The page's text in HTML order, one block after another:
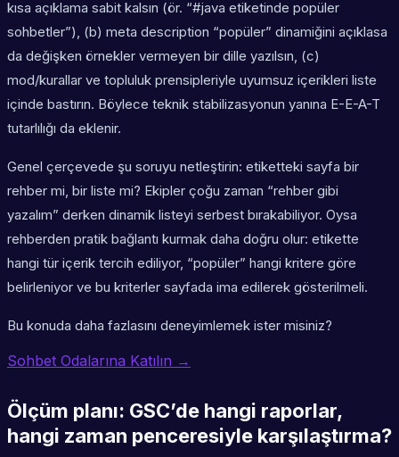
kısa açıklama sabit kalsın (ör. “#java etiketinde popüler
sohbetler”), (b) meta description “popüler” dinamiğini açıklasa
da değişken örnekler vermeyen bir dille yazılsın, (c)
mod/kurallar ve topluluk prensipleriyle uyumsuz içerikleri liste
içinde bastırın. Böylece teknik stabilizasyonun yanına E-E-A-T
tutarlılığı da eklenir.
Genel çerçevede şu soruyu netleştirin: etiketteki sayfa bir
rehber mi, bir liste mi? Ekipler çoğu zaman “rehber gibi
yazalım” derken dinamik listeyi serbest bırakabiliyor. Oysa
rehberden pratik bağlantı kurmak daha doğru olur: etikette
hangi tür içerik tercih ediliyor, “popüler” hangi kritere göre
belirleniyor ve bu kriterler sayfada ima edilerek gösterilmeli.
Bu konuda daha fazlasını deneyimlemek ister misiniz?
Sohbet Odalarına Katılın →
Ölçüm planı: GSC’de hangi raporlar,
hangi zaman penceresiyle karşılaştırma?